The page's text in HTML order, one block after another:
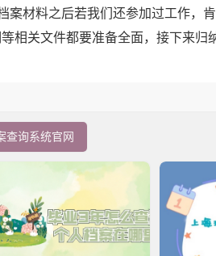
案材料之后若我们还参加过工作，
相关文件都要准备全面，接下来
查询系统官网